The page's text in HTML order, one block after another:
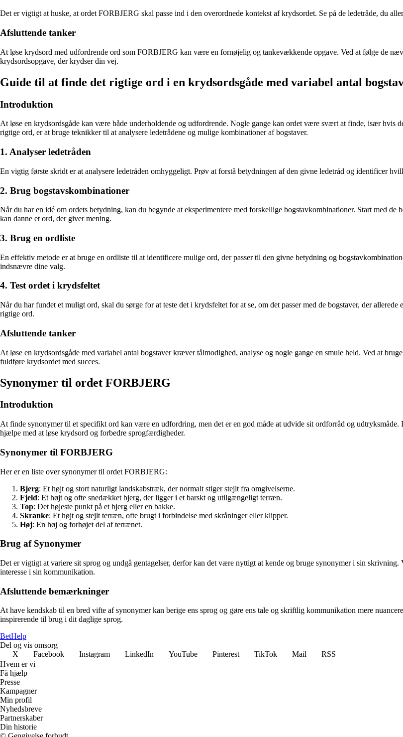
Det er vigtigt at huske, at ordet FORBJERG skal passe ind i den overordnede kontekst af krydsordet. Se på de ledetråde, du
Afsluttende tanker
At løse krydsord med udfordrende ord som FORBJERG kan være en fornøjelig og tankevækkende opgave. Ved at følge de
krydsordsopgave, der krydser din vej.
Guide til at finde det rigtige ord i en krydsordsgåde med variabel antal
Introduktion
At løse en krydsordsgåde kan være både underholdende og udfordrende. Nogle gange kan ordet være svært at finde, især hvis
rigtige ord, er at bruge teknikker til at analysere ledetrådene og mulige kombinationer af bogstaver.
1. Analyser ledetråden
En vigtig første skridt er at analysere ledetråden omhyggeligt. Prøv at forstå betydningen af den givne ledetråd og identificer
2. Brug bogstavskombinationer
Når du har en idé om ordets betydning, kan du begynde at eksperimentere med forskellige bogstavkombinationer. Start med
kan danne et ord, der giver mening.
3. Brug en ordliste
En effektiv metode er at bruge en ordliste til at identificere mulige ord, der passer til den givne betydning og
indsnævre dine valg.
4. Test ordet i krydsfeltet
Når du har fundet et muligt ord, skal du sørge for at teste det i krydsfeltet for at se, om det passer med de bogstaver, der
rigtige ord.
Afsluttende tanker
At løse en krydsordsgåde med variabel antal bogstaver kræver tålmodighed, analyse og nogle gange en smule held. Ved at
fuldføre krydsordet med succes.
Synonymer til ordet FORBJERG
Introduktion
At finde synonymer til et specifikt ord kan være en udfordring, men det er en god måde at udvide sit ordforråd og
hjælpe med at løse krydsord og forbedre sprogfærdigheder.
Synonymer til FORBJERG
Her er en liste over synonymer til ordet FORBJERG:
Bjerg: Et højt og stort naturligt landskabstræk, der normalt stiger stejlt fra omgivelserne.
Fjeld: Et højt og ofte snedækket bjerg, der ligger i et barskt og utilgængeligt terræn.
Top: Det højeste punkt på et bjerg eller en bakke.
Skranke: Et højt og stejlt terræn, ofte brugt i forbindelse med skråninger eller klipper.
Høj: En høj og forhøjet del af terrænet.
Brug af Synonymer
Det er vigtigt at variere sit sprog og undgå gentagelser, derfor kan det være nyttigt at kende og bruge synonymer i sin
interesse i sin kommunikation.
Afsluttende bemærkninger
At have kendskab til en bred vifte af synonymer kan berige ens sprog og gøre ens tale og skriftlig kommunikation mere
inspirerende til brug i dit daglige sprog.
BetHelp
Del og vis omsorg
X
Facebook Instagram LinkedIn YouTube Pinterest TikTok Mail
RSS
Hvem er vi
Få hjælp
Presse
Kampagner
Min profil
Nyhedsbreve
Partnerskaber
Din historie